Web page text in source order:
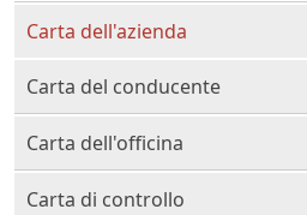
Carta dell'azienda
Carta del conducente
Carta dell'officina
Carta di controllo